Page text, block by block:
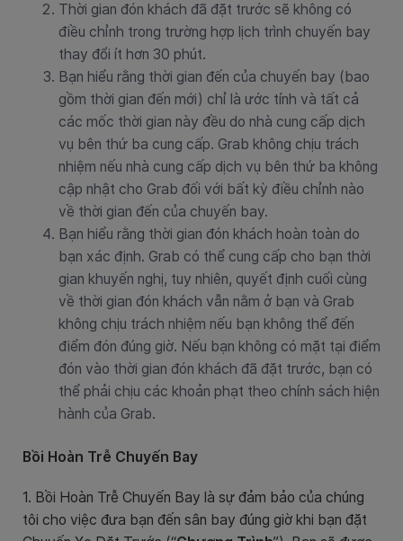
Thời gian đón khách đã đặt trước sẽ không có
điều chỉnh trong trường hợp lịch trình chuyến bay
thay đổi ít hơn 30 phút.
Bạn hiểu rằng thời gian đến của chuyến bay (bao
gồm thời gian đến mới) chỉ là ước tính và tất cả
các mốc thời gian này đều do nhà cung cấp dịch
vụ bên thứ ba cung cấp. Grab không chịu trách
nhiệm nếu nhà cung cấp dịch vụ bên thứ ba không
cập nhật cho Grab đối với bất kỳ điều chỉnh nào
về thời gian đến của chuyến bay.
Bạn hiểu rằng thời gian đón khách hoàn toàn do
bạn xác định. Grab có thể cung cấp cho bạn thời
gian khuyến nghị, tuy nhiên, quyết định cuối cùng
về thời gian đón khách vẫn nằm ở bạn và Grab
không chịu trách nhiệm nếu bạn không thể đến
điểm đón đúng giờ. Nếu bạn không có mặt tại điểm
đón vào thời gian đón khách đã đặt trước, bạn có
thể phải chịu các khoản phạt theo chính sách hiện
hành của Grab.
Bồi Hoàn Trễ Chuyến Bay
1. Bồi Hoàn Trễ Chuyến Bay là sự đảm bảo của chúng
tôi cho việc đưa bạn đến sân bay đúng giờ khi bạn đặt